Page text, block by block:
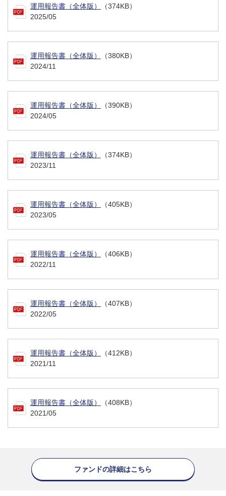
運用報告書（全体版）
（374KB）
2025/05
運用報告書（全体版）
（380KB）
2024/11
運用報告書（全体版）
（390KB）
2024/05
運用報告書（全体版）
（374KB）
2023/11
運用報告書（全体版）
（405KB）
2023/05
運用報告書（全体版）
（406KB）
2022/11
運用報告書（全体版）
（407KB）
2022/05
運用報告書（全体版）
（412KB）
2021/11
運用報告書（全体版）
（408KB）
2021/05
ファンドの詳細はこちら